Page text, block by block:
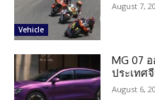
Vehicle
August 7,
MG 07
ประเทศ
August 6,